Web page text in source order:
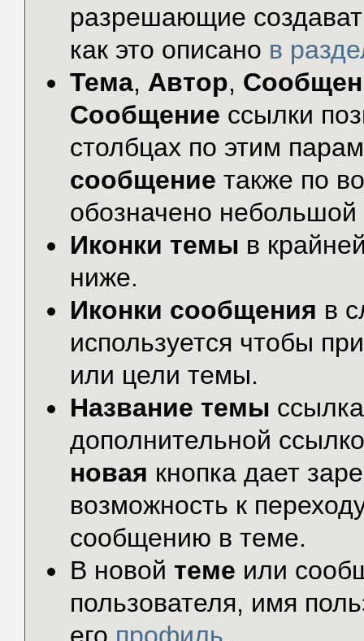
разрешающие
как это описано в
Тема, Автор,
Сообщение ссылки
столбцах по этим
сообщение также по
обозначено небольшой
Иконки темы в
ниже.
Иконки сообщения в
используется чтобы
или цели темы.
Название темы
дополнительной
новая кнопка дает
возможность к
сообщению в теме.
В новой теме или
пользователя, имя
его профиль.